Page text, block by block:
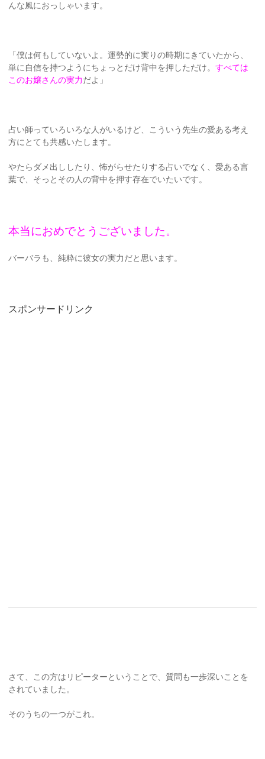
んな風におっしゃいます。
「僕は何もしていないよ。運勢的に実りの時期にきていたから、
単に自信を持つようにちょっとだけ背中を押しただけ。すべては
このお嬢さんの実力だよ」
占い師っていろいろな人がいるけど、こういう先生の愛ある考え
方にとても共感いたします。
やたらダメ出ししたり、怖がらせたりする占いでなく、愛ある言
葉で、そっとその人の背中を押す存在でいたいです。
本当におめでとうございました。
バーバラも、純粋に彼女の実力だと思います。
スポンサードリンク
さて、この方はリピーターということで、質問も一歩深いことを
されていました。
そのうちの一つがこれ。